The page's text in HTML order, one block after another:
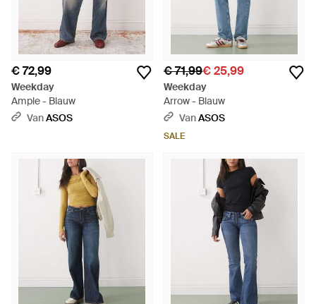
€ 72,99
Weekday
Ample - Blauw
VanASOS
€ 71,99€ 25,99
Weekday
Arrow - Blauw
VanASOS
SALE